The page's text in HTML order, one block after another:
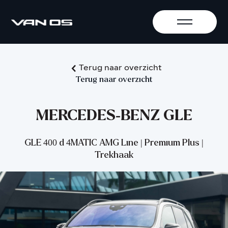
Terug naar overzicht
Terug naar overzicht
MERCEDES-BENZ GLE
GLE 400 d 4MATIC AMG Line | Premium Plus |
Trekhaak